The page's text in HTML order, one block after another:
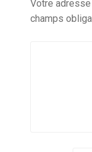
Votre
champs